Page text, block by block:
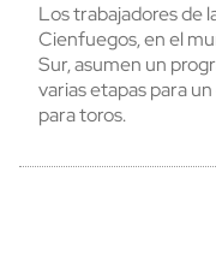
Los trabajadores de
Cienfuegos, en el
Sur, asumen un
varias etapas para
para toros.